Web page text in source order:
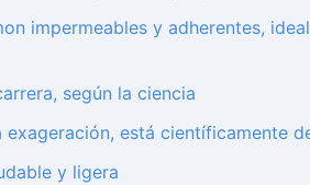
impermeables y adherentes,
según la ciencia
está científicamente
y ligera